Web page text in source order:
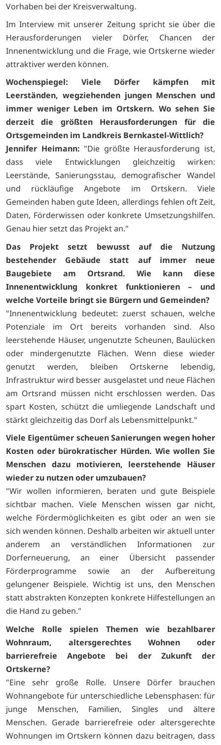
Vorhaben bei der Kreisverwaltung.
Im Interview mit unserer Zeitung spricht sie über die
Herausforderungen vieler Dörfer, Chancen der
Innenentwicklung und die Frage, wie Ortskerne wieder
attraktiver werden können.
Wochenspiegel: Viele Dörfer kämpfen mit
Leerständen, wegziehenden jungen Menschen und
immer weniger Leben im Ortskern. Wo sehen Sie
derzeit die größten Herausforderungen für die
Ortsgemeinden im Landkreis Bernkastel-Wittlich?
Jennifer Heimann: "Die größte Herausforderung ist,
dass viele Entwicklungen gleichzeitig wirken:
Leerstände, Sanierungsstau, demografischer Wandel
und rückläufige Angebote im Ortskern. Viele
Gemeinden haben gute Ideen, allerdings fehlen oft Zeit,
Daten, Förderwissen oder konkrete Umsetzungshilfen.
Genau hier setzt das Projekt an."
Das Projekt setzt bewusst auf die Nutzung
bestehender Gebäude statt auf immer neue
Baugebiete am Ortsrand. Wie kann diese
Innenentwicklung konkret funktionieren – und
welche Vorteile bringt sie Bürgern und Gemeinden?
"Innenentwicklung bedeutet: zuerst schauen, welche
Potenziale im Ort bereits vorhanden sind. Also
leerstehende Häuser, ungenutzte Scheunen, Baulücken
oder mindergenutzte Flächen. Wenn diese wieder
genutzt werden, bleiben Ortskerne lebendig,
Infrastruktur wird besser ausgelastet und neue Flächen
am Ortsrand müssen nicht erschlossen werden. Das
spart Kosten, schützt die umliegende Landschaft und
stärkt gleichzeitig das Dorf als Lebensmittelpunkt."
Viele Eigentümer scheuen Sanierungen wegen hoher
Kosten oder bürokratischer Hürden. Wie wollen Sie
Menschen dazu motivieren, leerstehende Häuser
wieder zu nutzen oder umzubauen?
"Wir wollen informieren, beraten und gute Beispiele
sichtbar machen. Viele Menschen wissen gar nicht,
welche Fördermöglichkeiten es gibt oder an wen sie
sich wenden können. Deshalb arbeiten wir aktuell unter
anderem an verständlichen Informationen zur
Dorferneuerung, an einer Übersicht passender
Förderprogramme sowie an der Aufbereitung
gelungener Beispiele. Wichtig ist uns, den Menschen
statt abstrakten Konzepten konkrete Hilfestellungen an
die Hand zu geben."
Welche Rolle spielen Themen wie bezahlbarer
Wohnraum, altersgerechtes Wohnen oder
barrierefreie Angebote bei der Zukunft der
Ortskerne?
"Eine sehr große Rolle. Unsere Dörfer brauchen
Wohnangebote für unterschiedliche Lebensphasen: für
junge Menschen, Familien, Singles und ältere
Menschen. Gerade barrierefreie oder altersgerechte
Wohnungen im Ortskern können dazu beitragen, dass